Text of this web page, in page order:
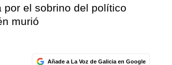
por el sobrino del político
murió
Añade a La Voz de Galicia en Google